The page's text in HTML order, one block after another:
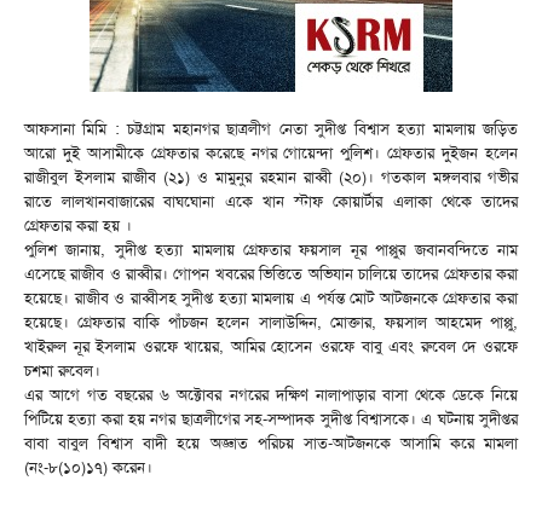
আফসানা মিমি : চট্টগ্রাম মহানগর ছাত্রলীগ নেতা সুদীপ্ত বিশ্বাস হত্যা মামলায় জড়িত
আরো দুই আসামীকে গ্রেফতার করেছে নগর গোয়েন্দা পুলিশ। গ্রেফতার দুইজন হলেন
রাজীবুল ইসলাম রাজীব (২১) ও মামুনুর রহমান রাব্বী (২০)। গতকাল মঙ্গলবার গভীর
রাতে লালখানবাজারের বাঘঘোনা একে খান স্টাফ কোয়ার্টার এলাকা থেকে তাদের
গ্রেফতার করা হয় ।
পুলিশ জানায়, সুদীপ্ত হত্যা মামলায় গ্রেফতার ফয়সাল নূর পাপ্পুর জবানবন্দিতে নাম
এসেছে রাজীব ও রাব্বীর। গোপন খবরের ভিত্তিতে অভিযান চালিয়ে তাদের গ্রেফতার করা
হয়েছে। রাজীব ও রাব্বীসহ সুদীপ্ত হত্যা মামলায় এ পর্যন্ত মোট আটজনকে গ্রেফতার করা
হয়েছে। গ্রেফতার বাকি পাঁচজন হলেন সালাউদ্দিন, মোক্তার, ফয়সাল আহমেদ পাপ্পু,
খাইরুল নূর ইসলাম ওরফে খায়ের, আমির হোসেন ওরফে বাবু এবং রুবেল দে ওরফে
চশমা রুবেল।
এর আগে গত বছরের ৬ অক্টোবর নগরের দক্ষিণ নালাপাড়ার বাসা থেকে ডেকে নিয়ে
পিটিয়ে হত্যা করা হয় নগর ছাত্রলীগের সহ-সম্পাদক সুদীপ্ত বিশ্বাসকে। এ ঘটনায় সুদীপ্তর
বাবা বাবুল বিশ্বাস বাদী হয়ে অজ্ঞাত পরিচয় সাত-আটজনকে আসামি করে মামলা
(নং-৮(১০)১৭) করেন।